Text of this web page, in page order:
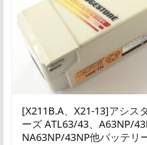
[X211B.A、X21-13]アシス
ーズ ATL63/43、A63NP/
NA63NP/43NP他バッテリ